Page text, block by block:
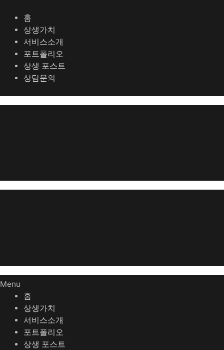
홈
상생가치
서비스소개
포트폴리오
상생 포스트
상담문의
Menu
홈
상생가치
서비스소개
포트폴리오
상생 포스트